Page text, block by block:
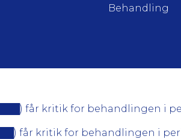
Behandling
får kritik for behandlingen i
får kritik for behandlingen i